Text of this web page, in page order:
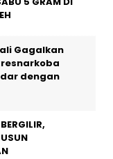
Gagalkan
dengan